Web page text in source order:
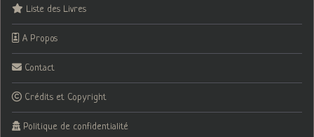
Liste des Livres
A Propos
Contact
Crédits et Copyright
Politique de confidentialité